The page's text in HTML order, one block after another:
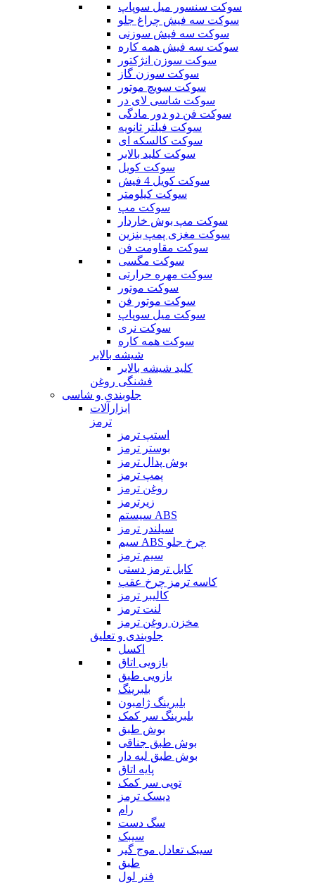
سوکت سنسور میل سوپاپ
سوکت سه فیش چراغ جلو
سوکت سه فیش سوزنی
سوکت سه فیش همه کاره
سوکت سوزن انژکتور
سوکت سوزن گاز
سوکت سویچ موتور
سوکت شاسی لای در
سوکت فن دو دور مادگی
سوکت فیلتر ثانویه
سوکت کالسکه ای
سوکت کلید بالابر
سوکت کویل
سوکت کویل 4 فیش
سوکت کیلومتر
سوکت مپ
سوکت مپ بوش خاردار
سوکت مغزی پمپ بنزین
سوکت مقاومت فن
سوکت مگسی
سوکت مهره حرارتی
سوکت موتور
سوکت موتور فن
سوکت میل سوپاپ
سوکت نری
سوکت همه کاره
شیشه بالابر
کلید شیشه بالابر
فشنگی روغن
جلوبندی و شاسی
ابزارآلات
ترمز
استپ ترمز
بوستر ترمز
بوش پدال ترمز
پمپ ترمز
روغن ترمز
زیرترمز
سیستم ABS
سیلندر ترمز
سیم ABS چرخ جلو
سیم ترمز
کابل ترمز دستی
کاسه ترمز چرخ عقب
کالیبر ترمز
لنت ترمز
مخزن روغن ترمز
جلوبندی و تعلیق
اکسل
بازویی اتاق
بازویی طبق
بلبرینگ
بلبرینگ ژامبون
بلبرینگ سر کمک
بوش طبق
بوش طبق جناقی
بوش طبق لبه دار
پایه اتاق
توپی سر کمک
دیسک ترمز
رام
سگ دست
سیبک
سیبک تعادل موج گیر
طبق
فنر لول